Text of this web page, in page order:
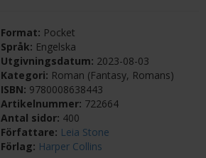
Format: Pocket
Språk: Engelska
Utgivningsdatum: 2023-08-03
Kategori: Roman (Fantasy, Romans)
ISBN: 9780008638443
Artikelnummer: 722664
Antal sidor: 400
Författare: Leia Stone
Förlag: Harper Collins